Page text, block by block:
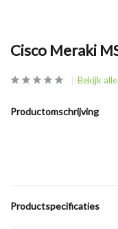
Cisco Meraki
Bekijk
Productomschrijving
Productspecificaties